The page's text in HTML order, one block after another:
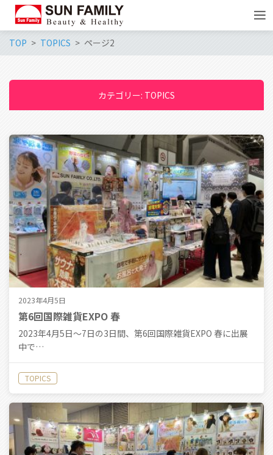
TOP TOPICS ページ2
カテゴリー: TOPICS
2023年4月5日
第6回国際雑貨EXPO 春
2023年4月5日〜7日の3日間、第6回国際雑貨EXPO 春に出展
中で…
TOPICS